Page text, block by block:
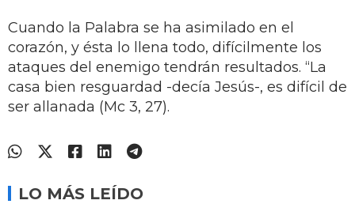
Cuando la Palabra se ha asimilado en el
corazón, y ésta lo llena todo, difícilmente los
ataques del enemigo tendrán resultados. “La
casa bien resguardad -decía Jesús-, es difícil de
ser allanada (Mc 3, 27).
LO MÁS LEÍDO